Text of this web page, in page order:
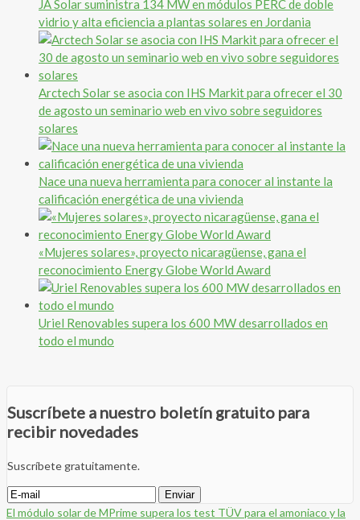
JA Solar suministra 134 MW en módulos PERC de doble
vidrio y alta eficiencia a plantas solares en Jordania
Arctech Solar se asocia con IHS Markit para ofrecer el 30
de agosto un seminario web en vivo sobre seguidores
solares
Nace una nueva herramienta para conocer al instante la
calificación energética de una vivienda
«Mujeres solares», proyecto nicaragüense, gana el
reconocimiento Energy Globe World Award
Uriel Renovables supera los 600 MW desarrollados en
todo el mundo
Suscríbete a nuestro boletín gratuito para
recibir novedades
Suscríbete gratuitamente.
El módulo solar de MPrime supera los test TÜV para el amoniaco y la